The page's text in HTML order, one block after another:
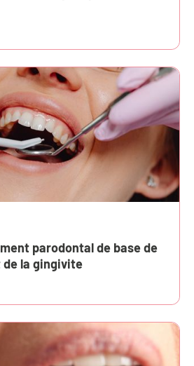
parodontal de base de
la gingivite